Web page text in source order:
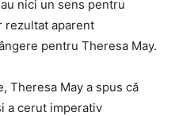
nici un sens pentru
rezultat aparent
pentru Theresa May.
Theresa May a spus că
a cerut imperativ